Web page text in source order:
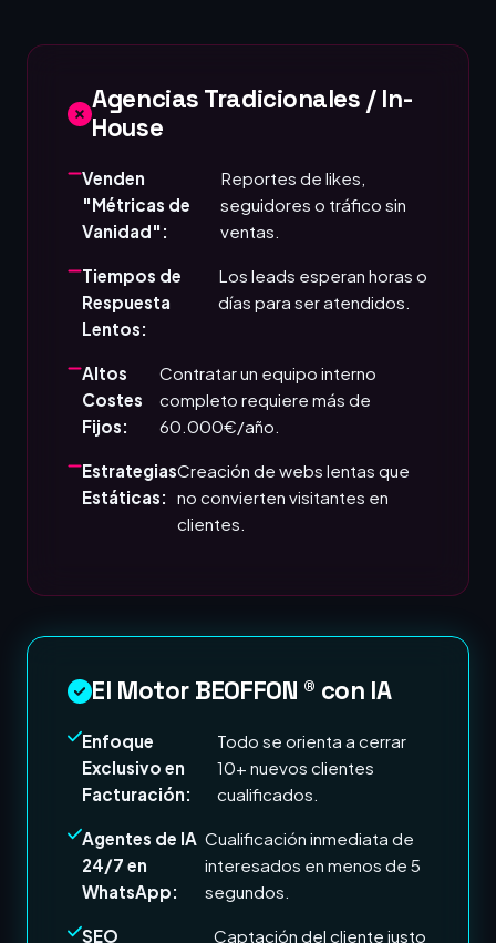
Agencias Tradicionales / In-
House
Venden
"Métricas de
Vanidad":
Reportes de likes,
seguidores o tráfico sin
ventas.
Tiempos de
Respuesta
Lentos:
Los leads esperan horas o
días para ser atendidos.
Altos
Costes
Fijos:
Contratar un equipo interno
completo requiere más de
60.000€/año.
Estrategias
Estáticas:
Creación de webs lentas que
no convierten visitantes en
clientes.
El Motor BEOFFON ® con IA
Enfoque
Exclusivo en
Facturación:
Todo se orienta a cerrar
10+ nuevos clientes
cualificados.
Agentes de IA
24/7 en
WhatsApp:
Cualificación inmediata de
interesados en menos de 5
segundos.
SEO
Captación del cliente justo